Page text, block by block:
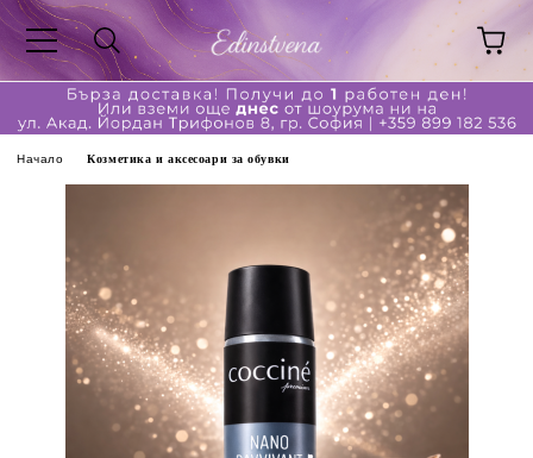
Начало Козметика и аксесоари за обувки